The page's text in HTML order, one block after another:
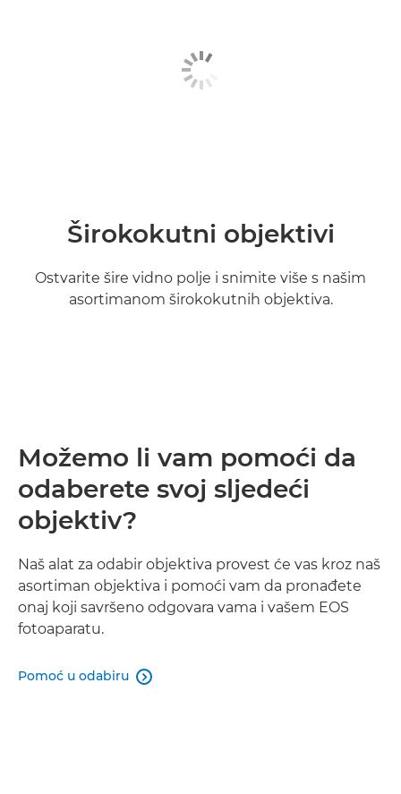
Širokokutni objektivi
Ostvarite šire vidno polje i snimite više s našim
asortimanom širokokutnih objektiva.
Možemo li vam pomoći da
odaberete svoj sljedeći
objektiv?
Naš alat za odabir objektiva provest će vas kroz naš
asortiman objektiva i pomoći vam da pronađete
onaj koji savršeno odgovara vama i vašem EOS
fotoaparatu.
Pomoć u odabiru 